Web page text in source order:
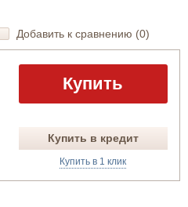
Добавить к сравнению (0)
Купить
Купить в кредит
Купить в 1 клик